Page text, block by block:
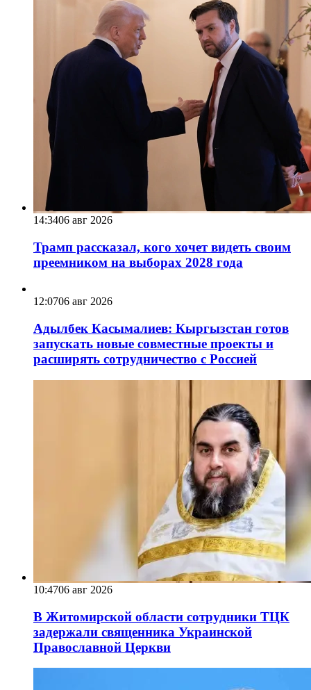
14:3406 авг 2026
Трамп рассказал, кого хочет видеть своим
преемником на выборах 2028 года
12:0706 авг 2026
Адылбек Касымалиев: Кыргызстан готов
запускать новые совместные проекты и
расширять сотрудничество с Россией
10:4706 авг 2026
В Житомирской области сотрудники ТЦК
задержали священника Украинской
Православной Церкви